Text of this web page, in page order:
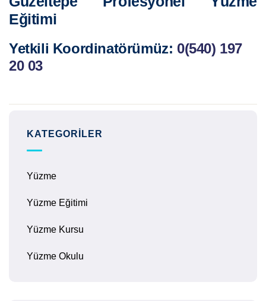
Eğitimi
Yetkili Koordinatörümüz: 0(540) 197
20 03
KATEGORILER
Yüzme
Yüzme Eğitimi
Yüzme Kursu
Yüzme Okulu